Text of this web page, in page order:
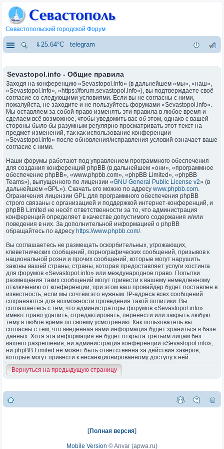
Севастопольский городской Форум
⇓25.64°C telegram
Sevastopol.info - Общие правила
Заходя на конференцию «Sevastopol.info» (в дальнейшем «мы», «наш»,
«Sevastopol.info», «https://forum.sevastopol.info»), вы подтверждаете своё
согласие со следующими условиями. Если вы не согласны с ними,
пожалуйста, не заходите и не пользуйтесь форумами «Sevastopol.info».
Мы оставляем за собой право изменять эти правила в любое время и
сделаем всё возможное, чтобы уведомить вас об этом, однако с вашей
стороны было бы разумным регулярно просматривать этот текст на
предмет изменений, так как использование конференции
«Sevastopol.info» после обновления/исправления условий означает ваше
согласие с ними.
Наши форумы работают под управлением программного обеспечения
для создания конференций phpBB (в дальнейшем «они», «программное
обеспечение phpBB», «www.phpbb.com», «phpBB Limited», «phpBB
Teams»), выпущенного по лицензии «GNU General Public License v2» (в
дальнейшем «GPL»). Скачать его можно по адресу www.phpbb.com.
Ограничения лицензии GPL для программного обеспечения phpBB
строго связаны с организацией и поддержкой интернет-конференций, и
phpBB Limited не несёт ответственности за то, что администрация
конференций определяет в качестве допустимого содержания и/или
поведения в них. За дополнительной информацией о phpBB
обращайтесь по адресу https://www.phpbb.com/.
Вы соглашаетесь не размещать оскорбительных, угрожающих,
клеветнических сообщений, порнографических сообщений, призывов к
национальной розни и прочих сообщений, которые могут нарушить
законы вашей страны, страны, которая предоставляет услуги хостинга
для форумов «Sevastopol.info» или международное право. Попытки
размещения таких сообщений могут привести к вашему немедленному
отключению от конференции, при этом ваш провайдер будет поставлен в
известность, если мы сочтём это нужным. IP-адреса всех сообщений
сохраняются для возможности проведения такой политики. Вы
соглашаетесь с тем, что администраторы форумов «Sevastopol.info»
имеют право удалить, отредактировать, перенести или закрыть любую
тему в любое время по своему усмотрению. Как пользователь вы
согласны с тем, что введённая вами информация будет храниться в базе
данных. Хотя эта информация не будет открыта третьим лицам без
вашего разрешения, ни администрация конференции «Sevastopol.info»,
ни phpBB Limited не может быть ответственна за действия хакеров,
которые могут привести к несанкционированному доступу к ней.
Вернуться на предыдущую страницу
[Полная версия]
Mobile Version ©Anvar (apwa.ru)